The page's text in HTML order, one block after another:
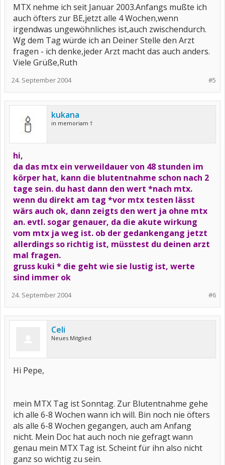
MTX nehme ich seit Januar 2003.Anfangs mußte ich
auch öfters zur BE,jetzt alle 4 Wochen,wenn
irgendwas ungewöhnliches ist,auch zwischendurch.
Wg dem Tag würde ich an Deiner Stelle den Arzt
fragen - ich denke,jeder Arzt macht das auch anders.
Viele Grüße,Ruth
#5
24. September 2004
kukana
in memoriam †
hi,
da das mtx ein verweildauer von 48 stunden im
körper hat, kann die blutentnahme schon nach 2
tage sein. du hast dann den wert *nach mtx.
wenn du direkt am tag *vor mtx testen lässt
wärs auch ok, dann zeigts den wert ja ohne mtx
an. evtl. sogar genauer, da die akute wirkung
vom mtx ja weg ist. ob der gedankengang jetzt
allerdings so richtig ist, müsstest du deinen arzt
mal fragen.
gruss kuki * die geht wie sie lustig ist, werte
sind immer ok
#6
24. September 2004
Celi
Neues Mitglied
Hi Pepe,
mein MTX Tag ist Sonntag. Zur Blutentnahme gehe
ich alle 6-8 Wochen wann ich will. Bin noch nie öfters
als alle 6-8 Wochen gegangen, auch am Anfang
nicht. Mein Doc hat auch noch nie gefragt wann
genau mein MTX Tag ist. Scheint für ihn also nicht
ganz so wichtig zu sein.